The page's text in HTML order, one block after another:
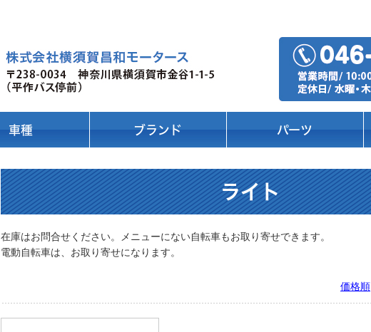
車種 ブランド パーツ
ライト
在庫はお問合せください。メニューにない自転車もお取り寄せできます。
電動自転車は、お取り寄せになります。
価格順